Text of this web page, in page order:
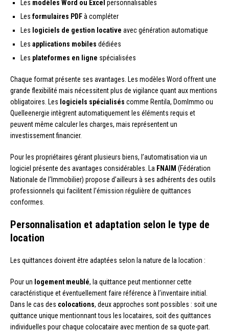
Les modèles Word ou Excel personnalisables
Les formulaires PDFà compléter
Les logiciels de gestion locative avec génération automatique
Les applications mobiles dédiées
Les plateformes en ligne spécialisées
Chaque format présente ses avantages. Les modèles Word offrent une
grande flexibilité mais nécessitent plus de vigilance quant aux mentions
obligatoires. Les logiciels spécialisés comme Rentila, DomImmo ou
Quelleenergie intègrent automatiquement les éléments requis et
peuvent même calculer les charges, mais représentent un
investissement financier.
Pour les propriétaires gérant plusieurs biens, l’automatisation via un
logiciel présente des avantages considérables. La FNAIM (Fédération
Nationale de l’Immobilier) propose d’ailleurs à ses adhérents des outils
professionnels qui facilitent l’émission régulière de quittances
conformes.
Personnalisation et adaptation selon le type de
location
Les quittances doivent être adaptées selon la nature de la location :
Pour un logement meublé, la quittance peut mentionner cette
caractéristique et éventuellement faire référence à l’inventaire initial.
Dans le cas des colocations, deux approches sont possibles : soit une
quittance unique mentionnant tous les locataires, soit des quittances
individuelles pour chaque colocataire avec mention de sa quote-part.